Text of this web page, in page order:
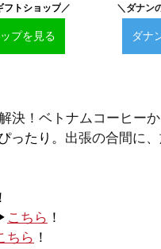
フトショップ ／
プを見る
＼ダナン
ダナ
決！ベトナムコーヒー
ったり。 出張の合間に
！
こちら ！
ちら ！